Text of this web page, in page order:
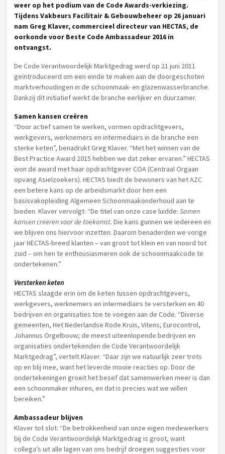
weer op het podium van de Code Awards-verkiezing.
Tijdens Vakbeurs Facilitair & Gebouwbeheer op 26 januari
nam Greg Klaver, commercieel directeur van HECTAS, de
oorkonde voor Beste Code Ambassadeur 2016 in
ontvangst.
De Code Verantwoordelijk Marktgedrag werd op 21 juni 2011
geïntroduceerd om een einde te maken aan de doorgeschoten
marktverhoudingen in de schoonmaak- en glazenwasserbranche.
Dankzij dit initiatief werkt de branche eerlijker en duurzamer.
Samen kansen creëren
“Door actief samen te werken, vormen opdrachtgevers,
werkgevers, werknemers en intermediairs in de branche een
sterke keten”, benadrukt Greg Klaver. “Met het winnen van de
Best Practice Award 2015 hebben we dat zeker ervaren.” HECTAS
won de award met haar opdrachtgever COA (Centraal Orgaan
opvang Asielzoekers). HECTAS biedt de bewoners van het AZC
een betere kans op de arbeidsmarkt door hen een
basisvakopleiding Algemeen Schoonmaakonderhoud aan te
bieden. Klaver vervolgt: “De titel van onze case luidde: Samen
kansen creëren voor de toekomst. Die kans gunnen we iedereen en
we blijven ons hiervoor inzetten. Daarom benaderden we vorige
jaar HECTAS-breed klanten – van groot tot klein en van noord tot
zuid – om hen te enthousiasmeren ook de schoonmaakcode te
ondertekenen.”
Versterken keten
HECTAS slaagde erin om de keten tussen opdrachtgevers,
werkgevers, werknemers en intermediairs te versterken en 40
bedrijven en organisaties toe te voegen aan de Code. “Diverse
gemeenten, Het Nederlandse Rode Kruis, Vitens, Eurocontrol,
Johannus Orgelbouw; de meest uiteenlopende bedrijven en
organisaties ondertekenden de Code Verantwoordelijk
Marktgedrag”, vertelt Klaver. “Daar zijn we natuurlijk zeer trots
op en blij mee, want het leverde mooie reacties op. Door de
ondertekeningen groeit het besef dat samenwerken meer is dan
een schoonmaker inhuren, en dat is precies wat we willen
bereiken.”
Ambassadeur blijven
Klaver tot slot: “De betrokkenheid van onze eigen medewerkers
bij de Code Verantwoordelijk Marktgedrag is groot, want
collega’s uit alle lagen van ons bedrijf droegen suggesties voor